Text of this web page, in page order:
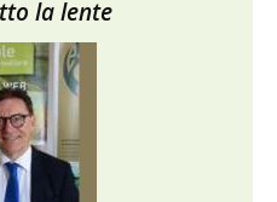
la lente